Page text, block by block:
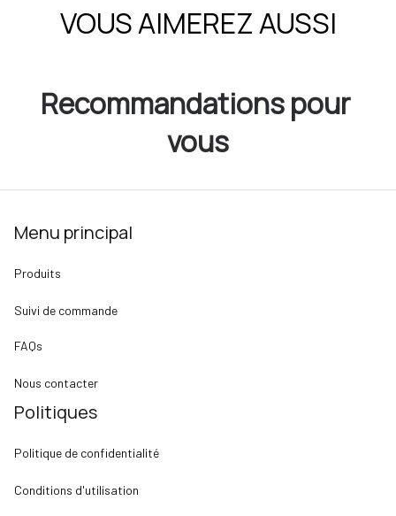
VOUS AIMEREZ AUSSI
Recommandations pour
vous
Menu principal
Produits
Suivi de commande
FAQs
Nous contacter
Politiques
Politique de confidentialité
Conditions d'utilisation